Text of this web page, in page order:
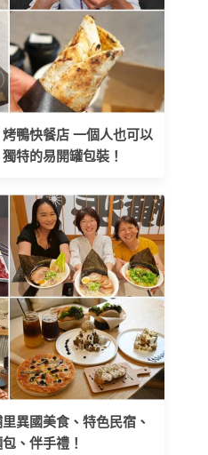
鴨快餐店 一個人也可以
特的易開罐包裝！
異國美食、特色民宿、
、伴手禮！